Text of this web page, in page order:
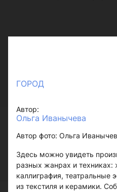
ГОРОД
Автор:
Ольга Иванычева
Автор фото: Ольга
Здесь можно увидеть
разных жанрах и техниках:
каллиграфия, театральные
из текстиля и керамики.